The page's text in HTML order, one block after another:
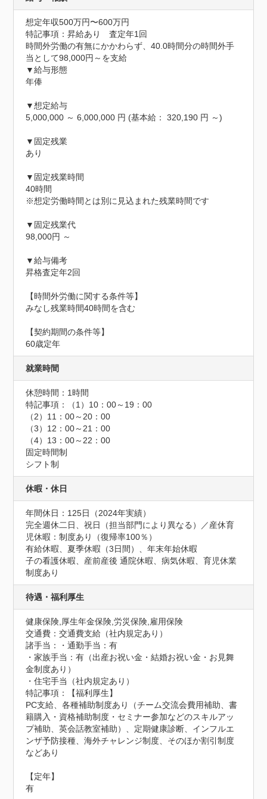
想定年収500万円〜600万円
特記事項：昇給あり　査定年1回
時間外労働の有無にかかわらず、40.0時間分の時間外手
当として98,000円～を支給
▼給与形態
年俸
▼想定給与
5,000,000 ～ 6,000,000 円 (基本給： 320,190 円 ～)
▼固定残業
あり
▼固定残業時間
40時間
※想定労働時間とは別に見込まれた残業時間です
▼固定残業代
98,000円 ～
▼給与備考
昇格査定年2回
【時間外労働に関する条件等】
みなし残業時間40時間を含む
【契約期間の条件等】
60歳定年
就業時間
休憩時間：1時間
特記事項：（1）10：00～19：00
（2）11：00～20：00
（3）12：00～21：00
（4）13：00～22：00
固定時間制
シフト制
休暇・休日
年間休日：125日（2024年実績）
完全週休二日、祝日（担当部門により異なる）／産休育
児休暇：制度あり（復帰率100％）
有給休暇、夏季休暇（3日間）、年末年始休暇
子の看護休暇、産前産後 通院休暇、病気休暇、育児休業
制度あり
待遇・福利厚生
健康保険,厚生年金保険,労災保険,雇用保険
交通費：交通費支給（社内規定あり）
諸手当：・通勤手当：有
・家族手当：有（出産お祝い金・結婚お祝い金・お見舞
金制度あり）
・住宅手当（社内規定あり）
特記事項：【福利厚生】
PC支給、各種補助制度あり（チーム交流会費用補助、書
籍購入・資格補助制度・セミナー参加などのスキルアッ
プ補助、英会話教室補助）、定期健康診断、インフルエ
ンザ予防接種、海外チャレンジ制度、そのほか割引制度
などあり
【定年】
有